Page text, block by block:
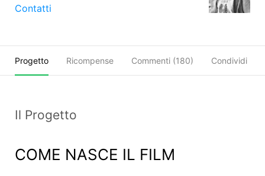
Contatti
Progetto Ricompense Commenti (180) Condividi
Il Progetto
COME NASCE IL FILM